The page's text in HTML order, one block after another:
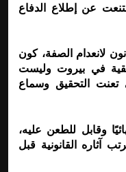
عن إطلاع الدفاع
لانعدام الصفة، كون
في بيروت وليست
تعنت التحقيق وسماع
وقابل للطعن عليه،
آثاره القانونية قبل